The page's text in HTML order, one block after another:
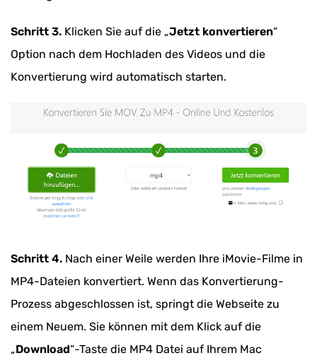
Schritt 3. Klicken Sie auf die „Jetzt konvertieren“
Option nach dem Hochladen des Videos und die
Konvertierung wird automatisch starten.
Schritt 4. Nach einer Weile werden Ihre iMovie-Filme in
MP4-Dateien konvertiert. Wenn das Konvertierung-
Prozess abgeschlossen ist, springt die Webseite zu
einem Neuem. Sie können mit dem Klick auf die
„Download“-Taste die MP4 Datei auf Ihrem Mac